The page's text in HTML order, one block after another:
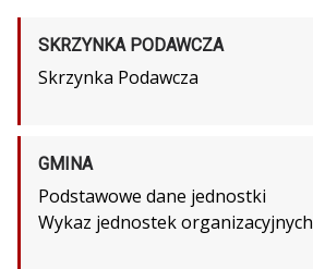
SKRZYNKA PODAWCZA
Skrzynka Podawcza
GMINA
Podstawowe dane jednostki
Wykaz jednostek organizacyjnych